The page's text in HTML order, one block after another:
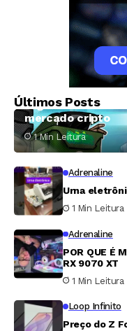
Últimos Posts
Criptomoedas
Exploração de
segundo mês
mercado cripto
1 Min Leitura
Adrenaline
Urna
1 Min Leitura
Adrenaline
POR QUE É
RX 9070 XT
1 Min Leitura
Loop Infinito
Preço do Z